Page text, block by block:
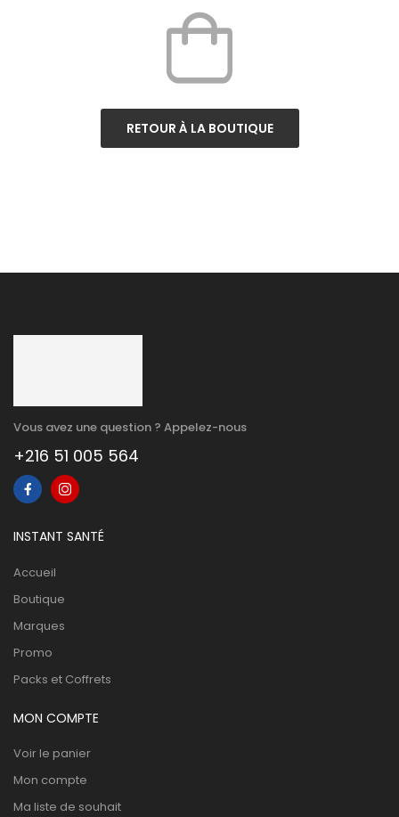
RETOUR À LA BOUTIQUE
Vous avez une question ? Appelez-nous
+216 51 005 564
INSTANT SANTÉ
Accueil
Boutique
Marques
Promo
Packs et Coffrets
MON COMPTE
Voir le panier
Mon compte
Ma liste de souhait